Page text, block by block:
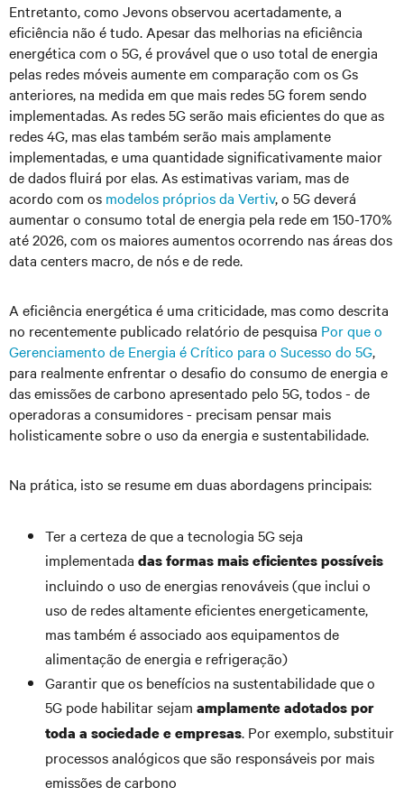
Entretanto, como Jevons observou acertadamente, a
eficiência não é tudo. Apesar das melhorias na eficiência
energética com o 5G, é provável que o uso total de energia
pelas redes móveis aumente em comparação com os Gs
anteriores, na medida em que mais redes 5G forem sendo
implementadas. As redes 5G serão mais eficientes do que as
redes 4G, mas elas também serão mais amplamente
implementadas, e uma quantidade significativamente maior
de dados fluirá por elas. As estimativas variam, mas de
acordo com os modelos próprios da Vertiv, o 5G deverá
aumentar o consumo total de energia pela rede em 150-170%
até 2026, com os maiores aumentos ocorrendo nas áreas dos
data centers macro, de nós e de rede.
A eficiência energética é uma criticidade, mas como descrita
no recentemente publicado relatório de pesquisa Por que o
Gerenciamento de Energia é Crítico para o Sucesso do 5G,
para realmente enfrentar o desafio do consumo de energia e
das emissões de carbono apresentado pelo 5G, todos - de
operadoras a consumidores - precisam pensar mais
holisticamente sobre o uso da energia e sustentabilidade.
Na prática, isto se resume em duas abordagens principais:
Ter a certeza de que a tecnologia 5G seja
implementada das formas mais eficientes possíveis
incluindo o uso de energias renováveis (que inclui o
uso de redes altamente eficientes energeticamente,
mas também é associado aos equipamentos de
alimentação de energia e refrigeração)
Garantir que os benefícios na sustentabilidade que o
5G pode habilitar sejam amplamente adotados por
toda a sociedade e empresas. Por exemplo, substituir
processos analógicos que são responsáveis por mais
emissões de carbono